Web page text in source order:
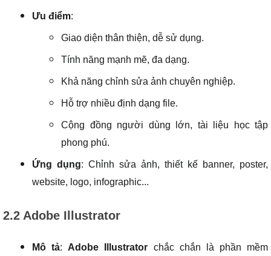
Ưu điểm:
Giao diện thân thiện, dễ sử dụng.
Tính năng mạnh mẽ, đa dạng.
Khả năng chỉnh sửa ảnh chuyên nghiệp.
Hỗ trợ nhiều định dạng file.
Cộng đồng người dùng lớn, tài liệu học tập
phong phú.
Ứng dụng: Chỉnh sửa ảnh, thiết kế banner, poster,
website, logo, infographic...
2.2 Adobe Illustrator
Mô tả: Adobe Illustrator chắc chắn là phần mềm